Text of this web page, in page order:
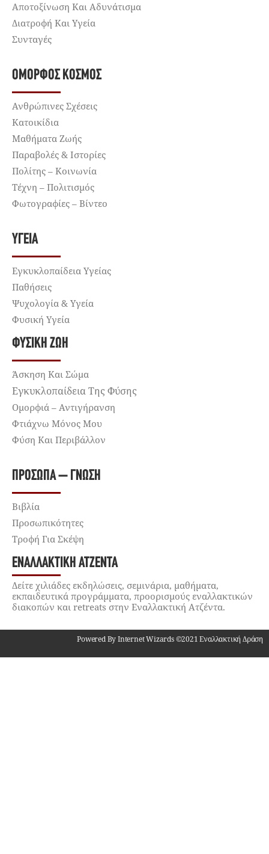
Αποτοξίνωση Και Αδυνάτισμα
Διατροφή Και Υγεία
Συνταγές
ΌΜΟΡΦΟΣ ΚΌΣΜΟΣ
Ανθρώπινες Σχέσεις
Κατοικίδια
Μαθήματα Ζωής
Παραβολές & Ιστορίες
Πολίτης – Κοινωνία
Τέχνη – Πολιτισμός
Φωτογραφίες – Βίντεο
ΥΓΕΊΑ
Εγκυκλοπαίδεια Υγείας
Παθήσεις
Ψυχολογία & Υγεία
Φυσική Υγεία
ΦΥΣΙΚΉ ΖΩΉ
Άσκηση Και Σώμα
Εγκυκλοπαίδεια Της Φύσης
Ομορφιά – Αντιγήρανση
Φτιάχνω Μόνος Μου
Φύση Και Περιβάλλον
ΠΡΌΣΩΠΑ – ΓΝΏΣΗ
Βιβλία
Προσωπικότητες
Τροφή Για Σκέψη
ΕΝΑΛΛΑΚΤΙΚΉ ΑΤΖΈΝΤΑ
Δείτε χιλιάδες εκδηλώσεις, σεμινάρια, μαθήματα,
εκπαιδευτικά προγράμματα, προορισμούς εναλλακτικών
διακοπών και retreats στην Εναλλακτική Ατζέντα.
Powered By Internet Wizards ©2021 Εναλλακτική Δράση